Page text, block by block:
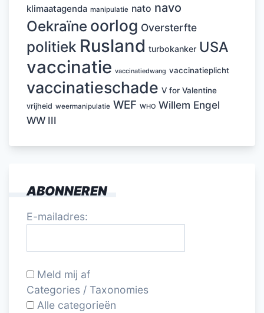
klimaatagenda manipulatie nato navo
Oekraïne oorlog Oversterfte
politiek Rusland turbokanker USA
vaccinatie vaccinatiedwang vaccinatieplicht
vaccinatieschade V for Valentine
vrijheid weermanipulatie WEF WHO Willem Engel
WW III
ABONNEREN
E-mailadres:
Meld mij af
Categories / Taxonomies
Alle categorieën